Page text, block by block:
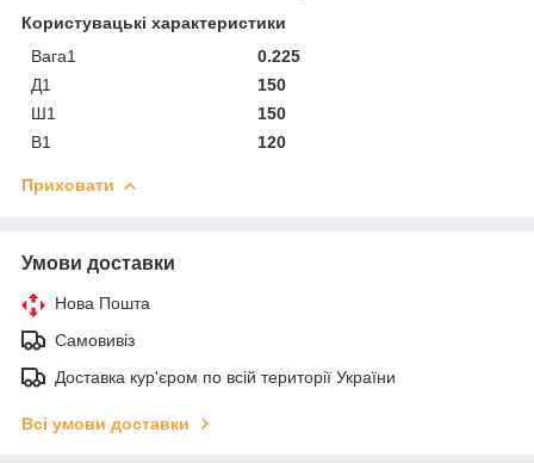
Користувацькі характеристики
Вага1
0.225
Д1
150
Ш1
150
В1
120
Приховати
Умови доставки
Нова Пошта
Самовивіз
Доставка кур'єром по всій території України
Всі умови доставки